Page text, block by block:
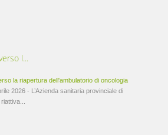
l...
2026 - L’Azienda sanitaria provinciale di